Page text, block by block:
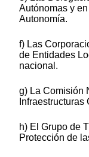
Autónomas y
Autonomía.
f) Las
de Entidades
nacional.
g) La Comisión
Infraestructuras
h) El Grupo de
Protección de